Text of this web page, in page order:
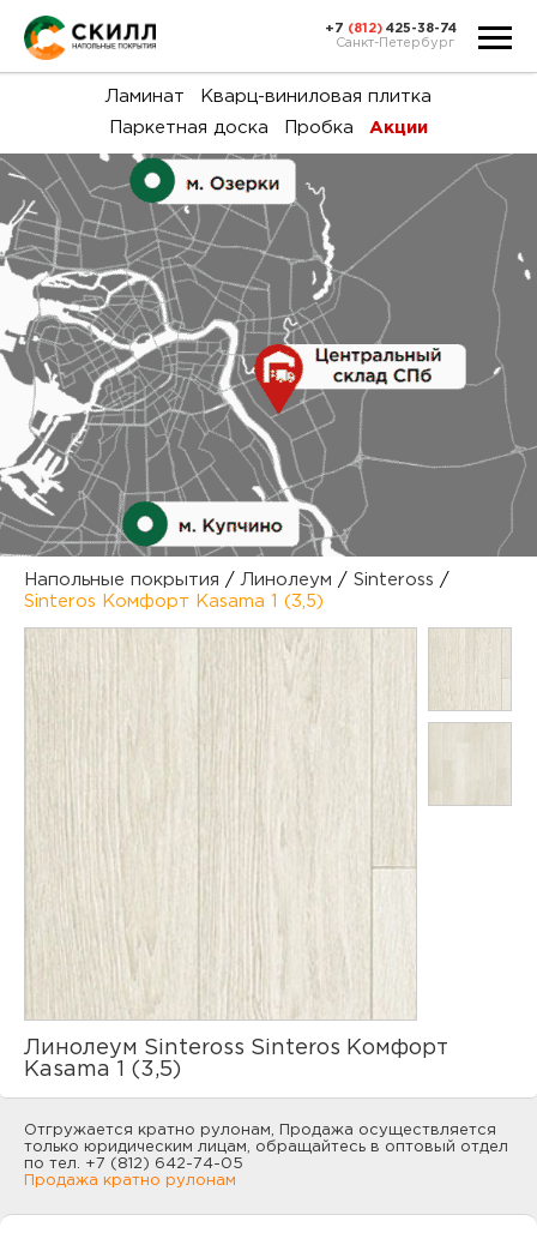
и
+7 (812) 425-38-74
Санкт-Петербург
Ламинат
Кварц-виниловая плитка
Паркетная доска
Пробка Акции
Напольные покрытия / Линолеум / Sinteross /
Sinteros Комфорт Kasama 1 (3,5)
Линолеум Sinteross Sinteros Комфорт
Kasama 1 (3,5)
Отгружается кратно рулонам, Продажа осуществляется
только юридическим лицам, обращайтесь в оптовый отдел
по тел. +7 (812) 642-74-05
Продажа кратно рулонам